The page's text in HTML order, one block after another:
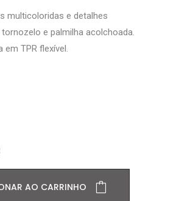
multicoloridas e detalhes
e palmilha acolchoada.
TPR flexível.
AO CARRINHO